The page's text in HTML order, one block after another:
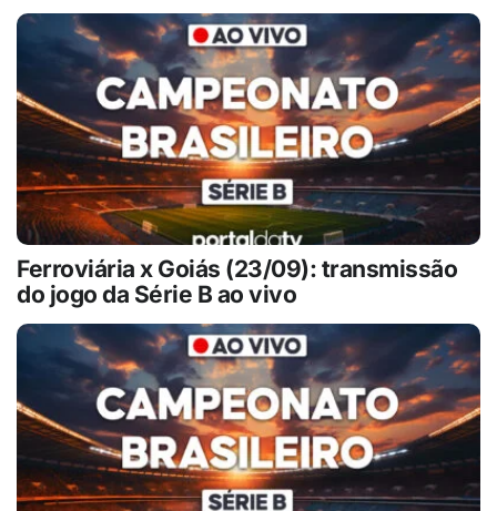
Ferroviária x Goiás (23/09): transmissão
do jogo da Série B ao vivo